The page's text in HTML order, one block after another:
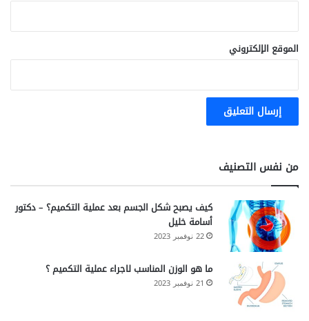
الموقع الإلكتروني
من نفس التصنيف
كيف يصبح شكل الجسم بعد عملية التكميم؟ – دكتور
أسامة خليل
22 نوفمبر 2023
ما هو الوزن المناسب لاجراء عملية التكميم ؟
21 نوفمبر 2023